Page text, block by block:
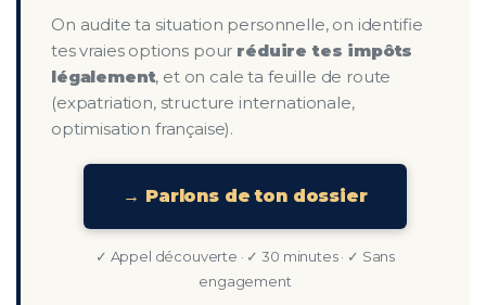
On audite ta situation personnelle, on identifie
tes vraies options pour réduire tes impôts
légalement, et on cale ta feuille de route
(expatriation, structure internationale,
optimisation française).
→ Parlons de ton dossier
✓ Appel découverte · ✓ 30 minutes · ✓ Sans
engagement